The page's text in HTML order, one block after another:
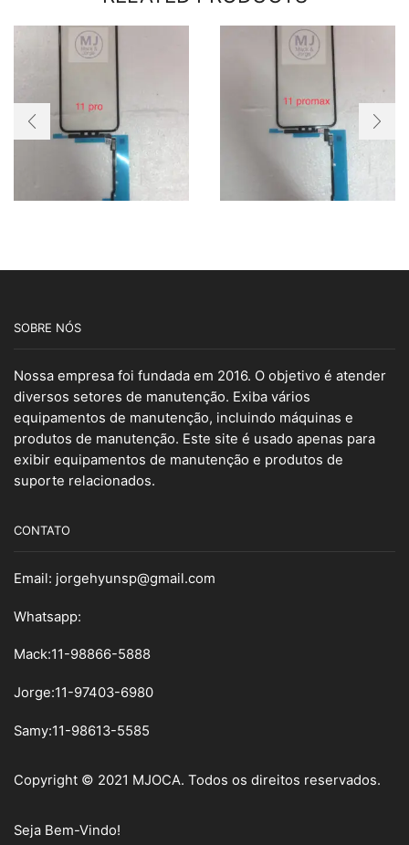
SOBRE NÓS
Nossa empresa foi fundada em 2016. O objetivo é atender
diversos setores de manutenção. Exiba vários
equipamentos de manutenção, incluindo máquinas e
produtos de manutenção. Este site é usado apenas para
exibir equipamentos de manutenção e produtos de
suporte relacionados.
CONTATO
Email: jorgehyunsp@gmail.com
Whatsapp:
Mack:11-98866-5888
Jorge:11-97403-6980
Samy:11-98613-5585
Copyright © 2021 MJOCA. Todos os direitos reservados.
Seja Bem-Vindo!